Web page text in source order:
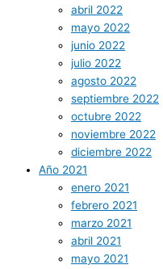
abril 2022
mayo 2022
junio 2022
julio 2022
agosto 2022
septiembre 2022
octubre 2022
noviembre 2022
diciembre 2022
Año 2021
enero 2021
febrero 2021
marzo 2021
abril 2021
mayo 2021